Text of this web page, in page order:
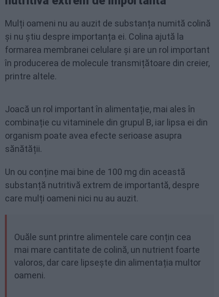
Mulți oameni nu au auzit de substanța numită colină
și nu știu despre importanța ei. Colina ajută la
formarea membranei celulare și are un rol important
în producerea de molecule transmițătoare din creier,
printre altele.
Joacă un rol important în alimentație, mai ales în
combinație cu vitaminele din grupul B, iar lipsa ei din
organism poate avea efecte serioase asupra
sănătății.
Un ou conține mai bine de 100 mg din această
substanță nutritivă extrem de importantă, despre
care mulți oameni nici nu au auzit.
Ouăle sunt printre alimentele care conțin cea
mai mare cantitate de colină, un nutrient foarte
valoros, dar care lipsește din alimentația multor
oameni.